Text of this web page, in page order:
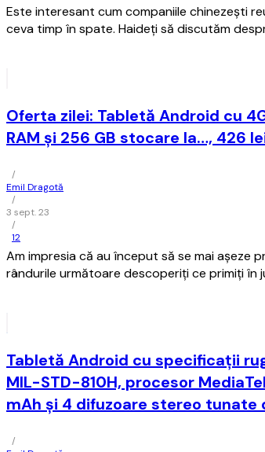
Este interesant cum companiile chinezești
ceva timp în spate. Haideți să discutăm
Oferta zilei: Tabletă Android cu
RAM și 256 GB stocare la…, 426
/
Emil Dragotă
/
3 sept. 23
/
12
Am impresia că au început să se mai așeze
rândurile următoare descoperiți ce primiți în
Tabletă Android cu specificații
MIL-STD-810H, procesor
mAh și 4 difuzoare stereo tunate
/